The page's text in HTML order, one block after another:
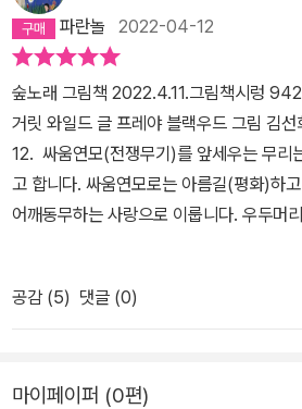
파란놀 2022-04-12
숲노래 그림책 2022.4.11.그림책시렁 942
거릿 와일드 글 프레야 블랙우드 그림 김
12. 싸움연모(전쟁무기)를 앞세우는 무리
고 합니다. 싸움연모로는 아름길(평화)하
어깨동무하는 사랑으로 이룹니다. 우두머
어먹으며 이웃을 마구 죽일 뿐 아니라 노
길들어요. 힘으로 누르면 무릎을 꿇는다고
지요. 《아버지의 보물 상자》는 잿더미 한
석)도 아닌 ‘옛사람이 입에서 입으로 물려
공감 (5) 댓글 (0)
마이페이퍼 (0편)